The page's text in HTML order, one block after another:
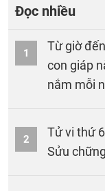
Đọc nhiều
1
Từ giờ
con giáp
nắm mỗi
2
Tử vi thứ
Sửu